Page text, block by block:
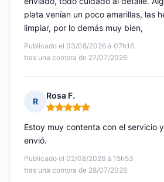
Publicado el 03/08/2026 à 07h16
tras una compra de 27/07/2026
plata venían un poco amarillas, las
limpiar, por lo demás muy bien,
R
Rosa F.
Nota: 5 de 5
Publicado el 02/08/2026 à 15h53
tras una compra de 28/07/2026
Estoy muy contenta con el servicio
envió.